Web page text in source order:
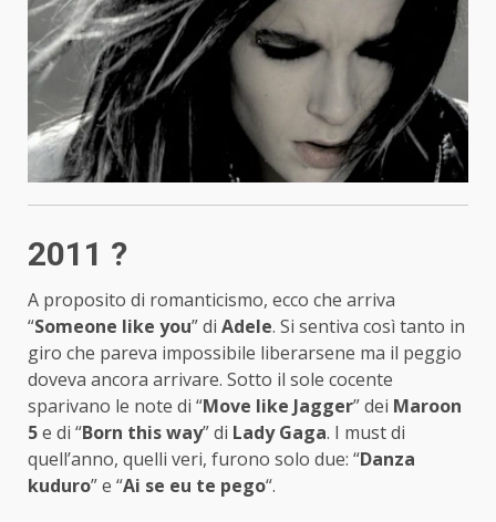
2011 ?
A proposito di romanticismo, ecco che arriva
“Someone like you” di Adele. Si sentiva così tanto in
giro che pareva impossibile liberarsene ma il peggio
doveva ancora arrivare. Sotto il sole cocente
sparivano le note di “Move like Jagger” dei Maroon
5e di “Born this way” di Lady Gaga. I must di
quell’anno, quelli veri, furono solo due: “Danza
kuduro” e “Ai se eu te pego“.